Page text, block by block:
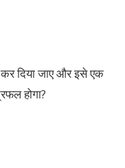
कर दिया जाए और इसे एक
होगा?